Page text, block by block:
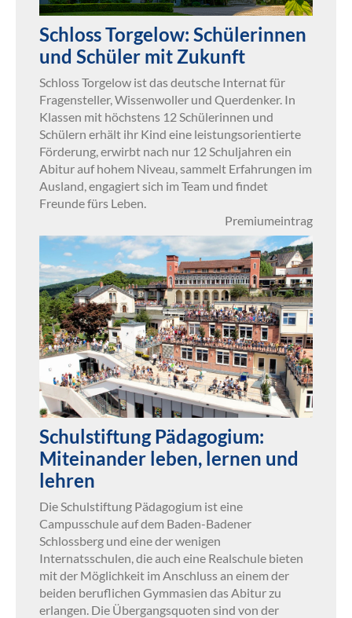
Schloss Torgelow: Schülerinnen
und Schüler mit Zukunft
Schloss Torgelow ist das deutsche Internat für
Fragensteller, Wissenwoller und Querdenker. In
Klassen mit höchstens 12 Schülerinnen und
Schülern erhält ihr Kind eine leistungsorientierte
Förderung, erwirbt nach nur 12 Schuljahren ein
Abitur auf hohem Niveau, sammelt Erfahrungen im
Ausland, engagiert sich im Team und findet
Freunde fürs Leben.
Premiumeintrag
Schulstiftung Pädagogium:
Miteinander leben, lernen und
lehren
Die Schulstiftung Pädagogium ist eine
Campusschule auf dem Baden-Badener
Schlossberg und eine der wenigen
Internatsschulen, die auch eine Realschule bieten
mit der Möglichkeit im Anschluss an einem der
beiden beruflichen Gymmasien das Abitur zu
erlangen. Die Übergangsquoten sind von der